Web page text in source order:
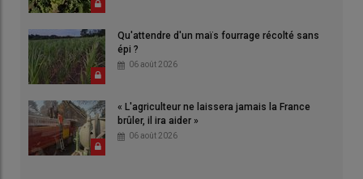
Qu'attendre d'un maïs fourrage récolté sans
épi ?
06 août 2026
« L'agriculteur ne laissera jamais la France
brûler, il ira aider »
06 août 2026